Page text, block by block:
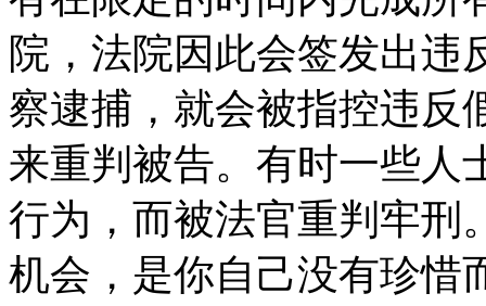
院，法院因此会签发出违
察逮捕，就会被指控违反
来重判被告。有时一些人
行为，而被法官重判牢刑
机会，是你自己没有珍惜